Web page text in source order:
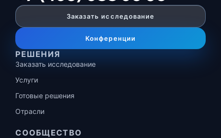
Заказать исследование
Конференции
РЕШЕНИЯ
Заказать исследование
Услуги
Готовые решения
Отрасли
СООБЩЕСТВО